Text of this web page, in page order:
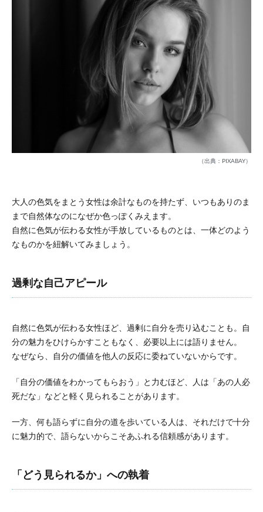
（出典：PIXABAY）
大人の色気をまとう女性は余計なものを持たず、いつもありのま
まで自然体なのになぜか色っぽくみえます。
自然に色気が伝わる女性が手放しているものとは、一体どのよう
なものかを紐解いてみましょう。
過剰な自己アピール
自然に色気が伝わる女性ほど、過剰に自分を売り込むことも。自
分の魅力をひけらかすこともなく、必要以上には語りません。
なぜなら、自分の価値を他人の反応に委ねていないからです。
「自分の価値をわかってもらおう」と力むほど、人は「あの人必
死だな」などと軽く見られることがあります。
一方、何も語らずに自分の道を歩いている人は、それだけで十分
に魅力的で、語らないからこそあふれる信頼感があります。
「どう見られるか」への執着